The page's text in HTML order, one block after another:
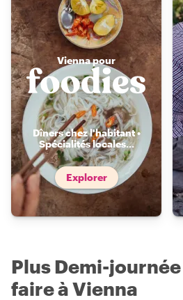
Vienna pour
Dîners chez l'habitant •
Spécialités locales...
Explorer
Plus Demi-
faire à Vienna